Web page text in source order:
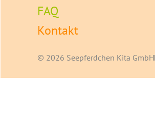
FAQ
Kontakt
© 2026 Seepferdchen Kita GmbH